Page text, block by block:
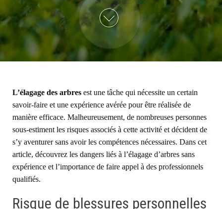
L’élagage des arbres est une tâche qui nécessite un certain
savoir-faire et une expérience avérée pour être réalisée de
manière efficace. Malheureusement, de nombreuses personnes
sous-estiment les risques associés à cette activité et décident de
s’y aventurer sans avoir les compétences nécessaires. Dans cet
article, découvrez les dangers liés à l’élagage d’arbres sans
expérience et l’importance de faire appel à des professionnels
qualifiés.
Risque de blessures personnelles